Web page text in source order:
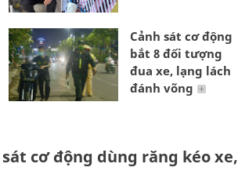
Cảnh sát cơ động
bắt 8 đối tượng
đua xe, lạng lách
đánh võng
cơ động dùng răng kéo xe,